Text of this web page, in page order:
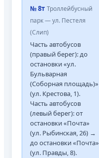
№ 8т Троллейбусный
парк — ул. Пестеля
(Слип)
Часть автобусов
(правый берег): до
остановки «ул.
Бульварная
(Соборная площадь)»
(ул. Крестова, 1).
Часть автобусов
(левый берег): от
остановки «Почта»
(ул. Рыбинская, 26) →
до остановки «Почта»
(ул. Правды, 8).